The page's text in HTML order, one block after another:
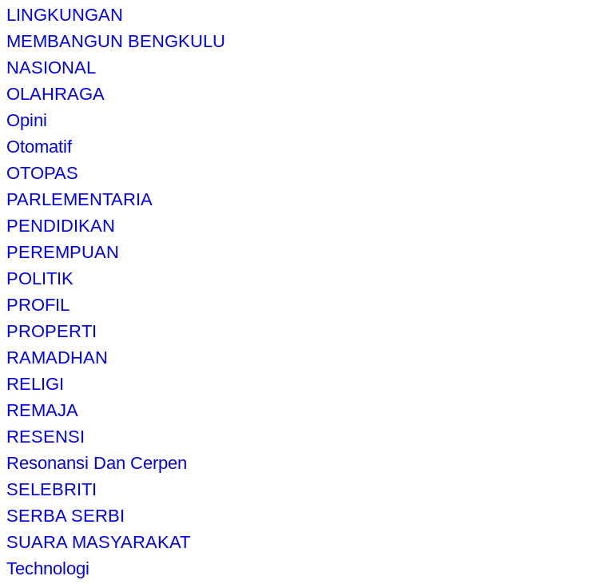
LINGKUNGAN
MEMBANGUN BENGKULU
NASIONAL
OLAHRAGA
Opini
Otomatif
OTOPAS
PARLEMENTARIA
PENDIDIKAN
PEREMPUAN
POLITIK
PROFIL
PROPERTI
RAMADHAN
RELIGI
REMAJA
RESENSI
Resonansi Dan Cerpen
SELEBRITI
SERBA SERBI
SUARA MASYARAKAT
Technologi